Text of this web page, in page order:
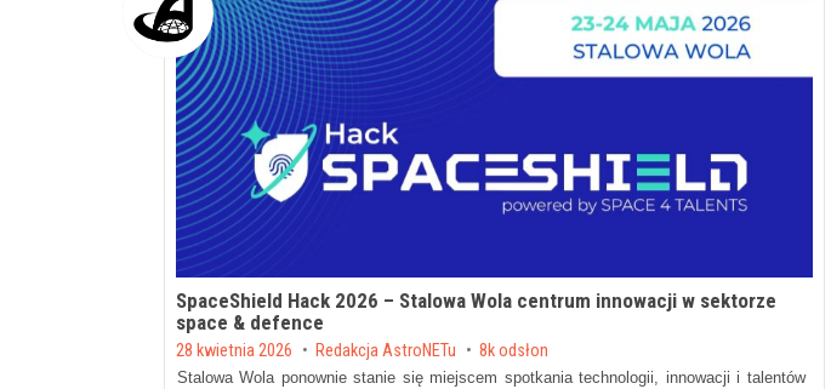
SpaceShield Hack 2026 – Stalowa Wola centrum innowacji w sektorze
space & defence
Posted on
28 kwietnia 2026 by Redakcja AstroNETu 8k odsłon
Stalowa Wola ponownie stanie się miejscem spotkania technologii, innowacji i talentów